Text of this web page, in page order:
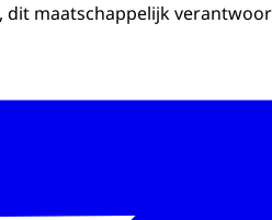
dit maatschappelijk